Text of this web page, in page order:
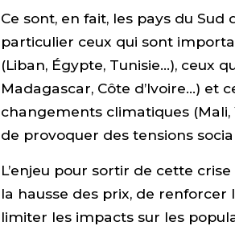
Ce sont, en fait, les pays du
particulier ceux qui sont
(Liban, Égypte, Tunisie…), ceux
Madagascar, Côte d’Ivoire…) et
changements climatiques
de provoquer des tensions
L’enjeu pour sortir de cette
la hausse des prix, de
limiter les impacts sur les